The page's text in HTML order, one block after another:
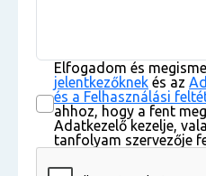
Elfogadom és
jelentkezőknek és az
és a Felhasználási
ahhoz, hogy a fent
Adatkezelő kezelje,
tanfolyam szervezője